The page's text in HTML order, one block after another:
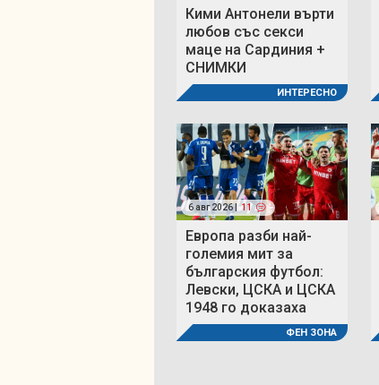
Кими Антонели върти
любов със секси
маце на Сардиния +
СНИМКИ
ИНТЕРЕСНО
6 авг 2026 | 11
Европа разби най-
големия мит за
българския футбол:
Левски, ЦСКА и ЦСКА
1948 го доказаха
ФЕН ЗОНА